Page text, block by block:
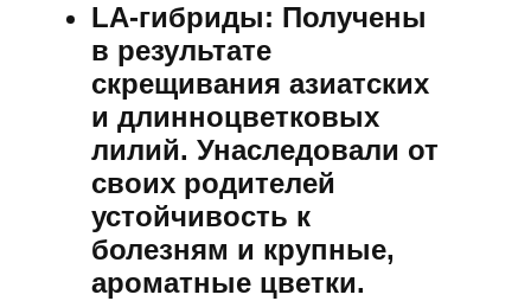
LA-гибриды: Получены
в результате
скрещивания азиатских
и длинноцветковых
лилий. Унаследовали от
своих родителей
устойчивость к
болезням и крупные,
ароматные цветки.